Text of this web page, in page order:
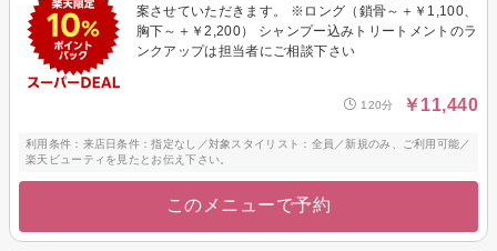
案させていただきます。 ※ロング（鎖骨～＋￥1,100、
胸下～＋￥2,200） シャンプー込みトリートメントのラ
ンクアップは担当者にご相談下さい
120分 ￥11,440
利用条件：来店日条件：指定なし／対象スタイリスト：全員／新規のみ、ご利用可能／
楽天ビューティを見たとお伝え下さい。
このメニューで予約